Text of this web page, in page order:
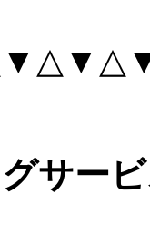
サー